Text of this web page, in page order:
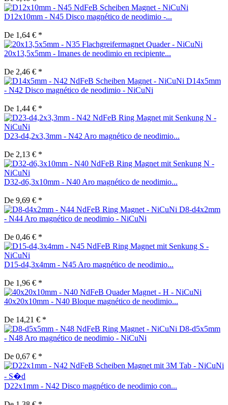
D12x10mm - N45 Disco magnético de neodimio -...
De 1,64 € *
20x13,5x5mm - Imanes de neodimio en recipiente...
De 2,46 € *
D14x5mm
- N42 Disco magnético de neodimio - NiCuNi
De 1,44 € *
D23-d4,2x3,3mm - N42 Aro magnético de neodimio...
De 2,13 € *
D32-d6,3x10mm - N40 Aro magnético de neodimio...
De 9,69 € *
D8-d4x2mm
- N44 Aro magnético de neodimio - NiCuNi
De 0,46 € *
D15-d4,3x4mm - N45 Aro magnético de neodimio...
De 1,96 € *
40x20x10mm - N40 Bloque magnético de neodimio...
De 14,21 € *
D8-d5x5mm
- N48 Aro magnético de neodimio - NiCuNi
De 0,67 € *
D22x1mm - N42 Disco magnético de neodimio con...